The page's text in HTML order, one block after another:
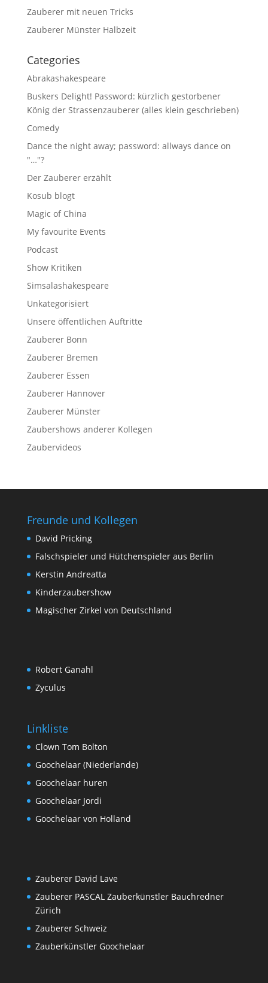
Zauberer mit neuen Tricks
Zauberer Münster Halbzeit
Categories
Abrakashakespeare
Buskers Delight! Password: kürzlich gestorbener
König der Strassenzauberer (alles klein geschrieben)
Comedy
Dance the night away; password: allways dance on
"…"?
Der Zauberer erzählt
Kosub blogt
Magic of China
My favourite Events
Podcast
Show Kritiken
Simsalashakespeare
Unkategorisiert
Unsere öffentlichen Auftritte
Zauberer Bonn
Zauberer Bremen
Zauberer Essen
Zauberer Hannover
Zauberer Münster
Zaubershows anderer Kollegen
Zaubervideos
Freunde und Kollegen
David Pricking
Falschspieler und Hütchenspieler aus Berlin
Kerstin Andreatta
Kinderzaubershow
Magischer Zirkel von Deutschland
Robert Ganahl
Zyculus
Linkliste
Clown Tom Bolton
Goochelaar (Niederlande)
Goochelaar huren
Goochelaar Jordi
Goochelaar von Holland
Zauberer David Lave
Zauberer PASCAL Zauberkünstler Bauchredner
Zürich
Zauberer Schweiz
Zauberkünstler Goochelaar